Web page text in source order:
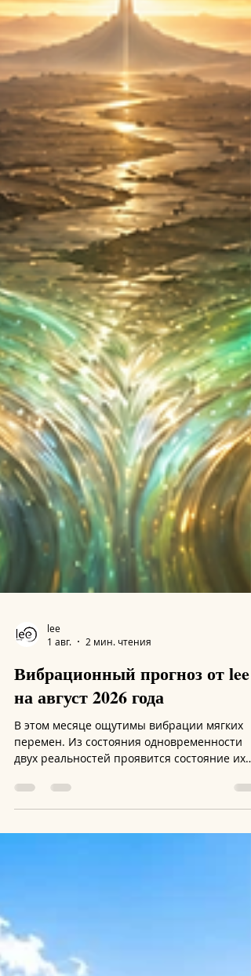
lee
1 авг.
2 мин. чтения
Вибрационный прогноз от lee
на август 2026 года
перемен. Из состояния одновременности
противоположную. Одни утверждения
переводятся в другие так, словно не было
предыдущих слов или договорённостей.